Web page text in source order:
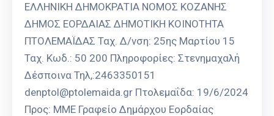
ΕΛΛΗΝΙΚΗ ΔΗΜΟΚΡΑΤΙΑ ΝΟΜΟΣ ΚΟΖΑΝΗΣ
ΔΗΜΟΣ ΕΟΡΔΑΙΑΣ ΔΗΜΟΤΙΚΗ ΚΟΙΝΟΤΗΤΑ
ΠΤΟΛΕΜΑΪΔΑΣ Ταχ. Δ/νση: 25ης Μαρτίου 15
Ταχ. Κωδ.: 50 200 Πληροφορίες: Στενημαχαλή
Δέσποινα Τηλ,:2463350151
denptol@ptolemaida.gr Πτολεμαΐδα: 19/6/2024
Προς: ΜΜΕ Γραφείο Δημάρχου Εορδαίας